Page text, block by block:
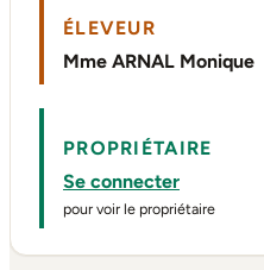
ÉLEVEUR
Mme ARNAL Monique
PROPRIÉTAIRE
Se connecter
pour voir le propriétaire